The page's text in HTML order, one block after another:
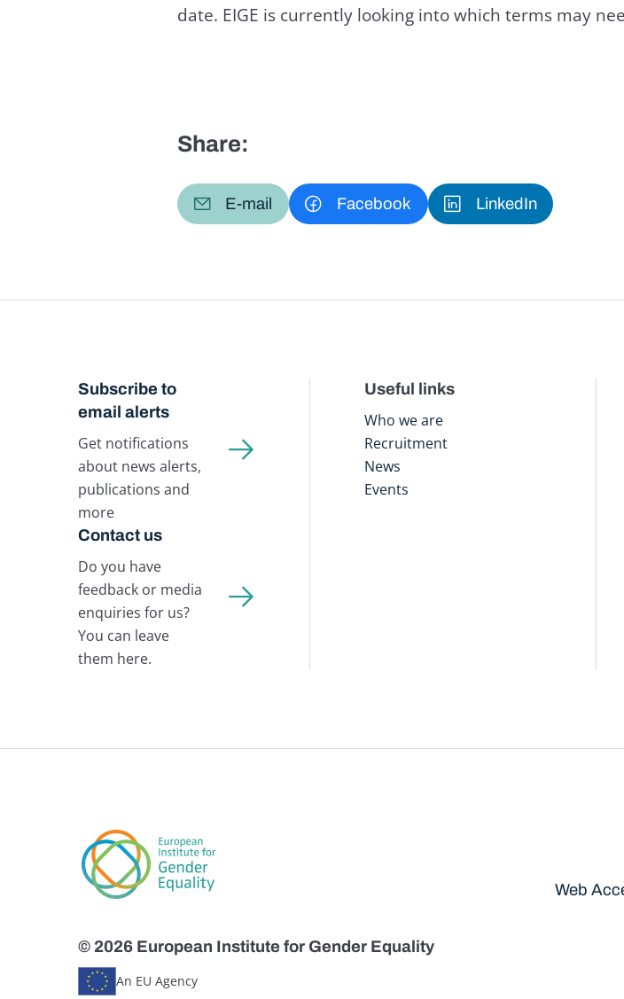
date. EIGE is currently looking into which terms may
Share:
E-mail Facebook LinkedIn
Subscribe to
email alerts
Get notifications
about news alerts,
publications and
more
Contact us
Do you have
feedback or media
enquiries for us?
You can leave
them here.
Useful links
Who we are
Recruitment
News
Events
© 2026 European Institute for Gender Equality
An EU Agency
Web